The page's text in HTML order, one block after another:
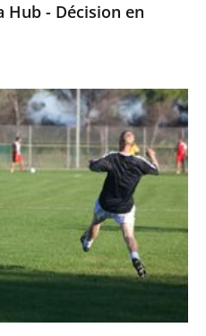
Hub - Décision en